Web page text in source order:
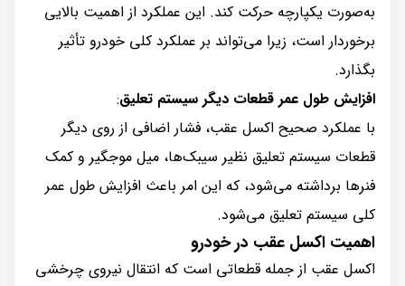
به‌صورت یکپارچه حرکت کند. این عملکرد از اهمیت بالایی
برخوردار است، زیرا می‌تواند بر عملکرد کلی خودرو تأثیر
بگذارد.
افزایش طول عمر قطعات دیگر سیستم تعلیق:
با عملکرد صحیح اکسل عقب، فشار اضافی از روی دیگر
قطعات سیستم تعلیق نظیر سیبک‌ها، میل موجگیر و کمک
فنرها برداشته می‌شود، که این امر باعث افزایش طول عمر
کلی سیستم تعلیق می‌شود.
اهمیت اکسل عقب در خودرو
اکسل عقب از جمله قطعاتی است که انتقال نیروی چرخشی